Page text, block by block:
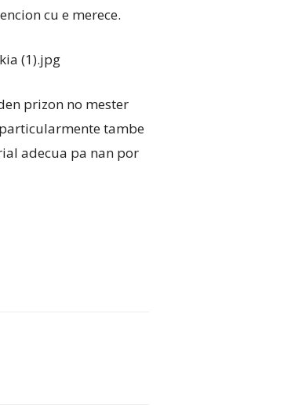
cu e merece.
prizon no mester
tambe
adecua pa nan por